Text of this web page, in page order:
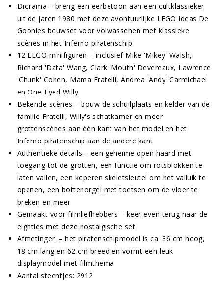
Diorama – breng een eerbetoon aan een cultklassieker
uit de jaren 1980 met deze avontuurlijke LEGO Ideas De
Goonies bouwset voor volwassenen met klassieke
scènes in het Inferno piratenschip
12 LEGO minifiguren – inclusief Mike 'Mikey' Walsh,
Richard 'Data' Wang, Clark 'Mouth' Devereaux, Lawrence
'Chunk' Cohen, Mama Fratelli, Andrea 'Andy' Carmichael
en One-Eyed Willy
Bekende scènes – bouw de schuilplaats en kelder van de
familie Fratelli, Willy's schatkamer en meer
grottenscènes aan één kant van het model en het
Inferno piratenschip aan de andere kant
Authentieke details – een geheime open haard met
toegang tot de grotten, een functie om rotsblokken te
laten vallen, een koperen skeletsleutel om het valluik te
openen, een bottenorgel met toetsen om de vloer te
breken en meer
Gemaakt voor filmliefhebbers – keer even terug naar de
eighties met deze nostalgische set
Afmetingen – het piratenschipmodel is ca. 36 cm hoog,
18 cm lang en 62 cm breed en vormt een leuk
displaymodel met filmthema
Aantal steentjes: 2912